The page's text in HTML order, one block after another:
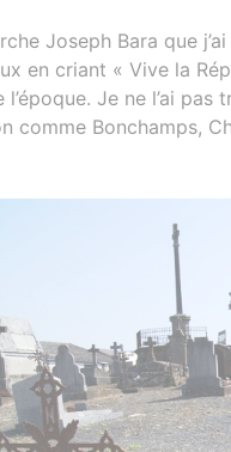
Joseph Bara que
en criant « Vive la
Je ne l’ai
comme Bonchamps,